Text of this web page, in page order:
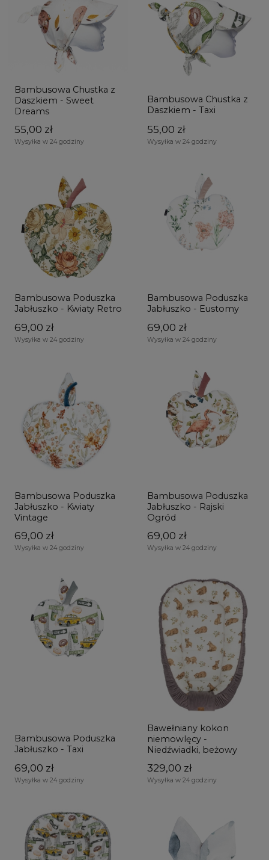
Bambusowa Chustka z
Daszkiem - Sweet
Dreams
55,00 zł
Wysyłka w 24 godziny
Bambusowa Chustka z
Daszkiem - Taxi
55,00 zł
Wysyłka w 24 godziny
Bambusowa Poduszka
Jabłuszko - Kwiaty Retro
69,00 zł
Wysyłka w 24 godziny
Bambusowa Poduszka
Jabłuszko - Eustomy
69,00 zł
Wysyłka w 24 godziny
Bambusowa Poduszka
Jabłuszko - Kwiaty
Vintage
69,00 zł
Wysyłka w 24 godziny
Bambusowa Poduszka
Jabłuszko - Rajski
Ogród
69,00 zł
Wysyłka w 24 godziny
Bambusowa Poduszka
Jabłuszko - Taxi
69,00 zł
Wysyłka w 24 godziny
Bawełniany kokon
niemowlęcy -
Niedźwiadki, beżowy
329,00 zł
Wysyłka w 24 godziny